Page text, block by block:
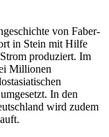
von Faber-
in Stein mit Hilfe
produziert. Im
Millionen
In den
wird zudem